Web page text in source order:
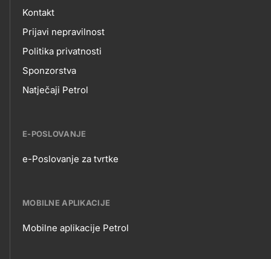
Kontakt
Prijavi nepravilnost
Politika privatnosti
Sponzorstva
Natječaji Petrol
E-POSLOVANJE
POSLOVANJE
e-Poslovanje za tvrtke
MOBILNE APLIKACIJE
Mobilne aplikacije Petrol